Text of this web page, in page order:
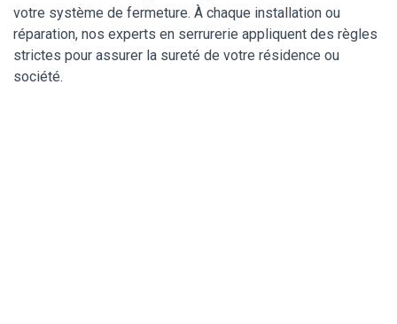
votre système de fermeture. À chaque installation ou
réparation, nos experts en serrurerie appliquent des règles
strictes pour assurer la sureté de votre résidence ou
société.